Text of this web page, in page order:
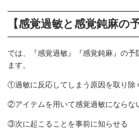
【感覚過敏と感覚鈍麻の
では、『感覚過敏』『感覚鈍麻』の予
ます。
①過敏に反応してしまう原因を取り除
②アイテムを用いて感覚過敏にならな
③次に起こることを事前に知らせる